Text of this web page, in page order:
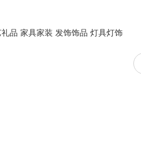
品 家具家装 发饰饰品 灯具灯饰